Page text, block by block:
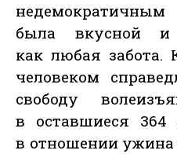
была вкусной и
как любая
человеком
свободу
в оставшиеся 364
в отношении ужина